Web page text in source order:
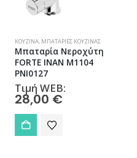
ΚΟΥΖΊΝΑ, ΜΠΑΤΑΡΊΕΣ ΚΟΥΖΊΝΑΣ
Μπαταρία Νεροχύτη
FORTE INAN M1104
PNI0127
Τιμή WEB:
28,00 €